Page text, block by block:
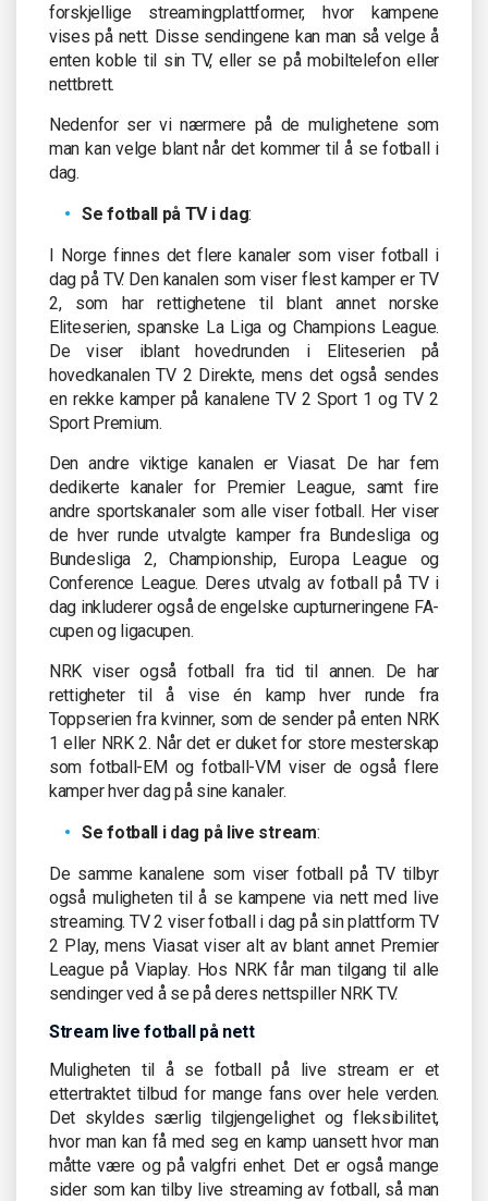
forskjellige streamingplattformer, hvor kampene
vises på nett. Disse sendingene kan man så velge å
enten koble til sin TV, eller se på mobiltelefon eller
nettbrett.
Nedenfor ser vi nærmere på de mulighetene som
man kan velge blant når det kommer til å se fotball i
dag.
Se fotball på TV i dag:
I Norge finnes det flere kanaler som viser fotball i
dag på TV. Den kanalen som viser flest kamper er TV
2, som har rettighetene til blant annet norske
Eliteserien, spanske La Liga og Champions League.
De viser iblant hovedrunden i Eliteserien på
hovedkanalen TV 2 Direkte, mens det også sendes
en rekke kamper på kanalene TV 2 Sport 1 og TV 2
Sport Premium.
Den andre viktige kanalen er Viasat. De har fem
dedikerte kanaler for Premier League, samt fire
andre sportskanaler som alle viser fotball. Her viser
de hver runde utvalgte kamper fra Bundesliga og
Bundesliga 2, Championship, Europa League og
Conference League. Deres utvalg av fotball på TV i
dag inkluderer også de engelske cupturneringene FA-
cupen og ligacupen.
NRK viser også fotball fra tid til annen. De har
rettigheter til å vise én kamp hver runde fra
Toppserien fra kvinner, som de sender på enten NRK
1 eller NRK 2. Når det er duket for store mesterskap
som fotball-EM og fotball-VM viser de også flere
kamper hver dag på sine kanaler.
Se fotball i dag på live stream:
De samme kanalene som viser fotball på TV tilbyr
også muligheten til å se kampene via nett med live
streaming. TV 2 viser fotball i dag på sin plattform TV
2 Play, mens Viasat viser alt av blant annet Premier
League på Viaplay. Hos NRK får man tilgang til alle
sendinger ved å se på deres nettspiller NRK TV.
Stream live fotball på nett
Muligheten til å se fotball på live stream er et
ettertraktet tilbud for mange fans over hele verden.
Det skyldes særlig tilgjengelighet og fleksibilitet,
hvor man kan få med seg en kamp uansett hvor man
måtte være og på valgfri enhet. Det er også mange
sider som kan tilby live streaming av fotball, så man